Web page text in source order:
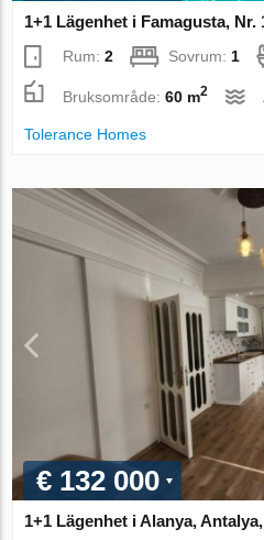
1+1 Lägenhet i Famagusta, Nr.
Rum:2 Sovrum:1
Bruksområde:60 m2
Tolerance Homes
€ 132 000
1+1 Lägenhet i Alanya,